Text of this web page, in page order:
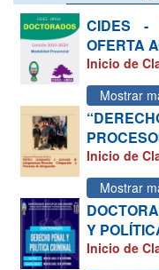
CIDES -
OFERTA
Inicio de
Mostrar
Inicio de
Mostrar
Y
Inicio de